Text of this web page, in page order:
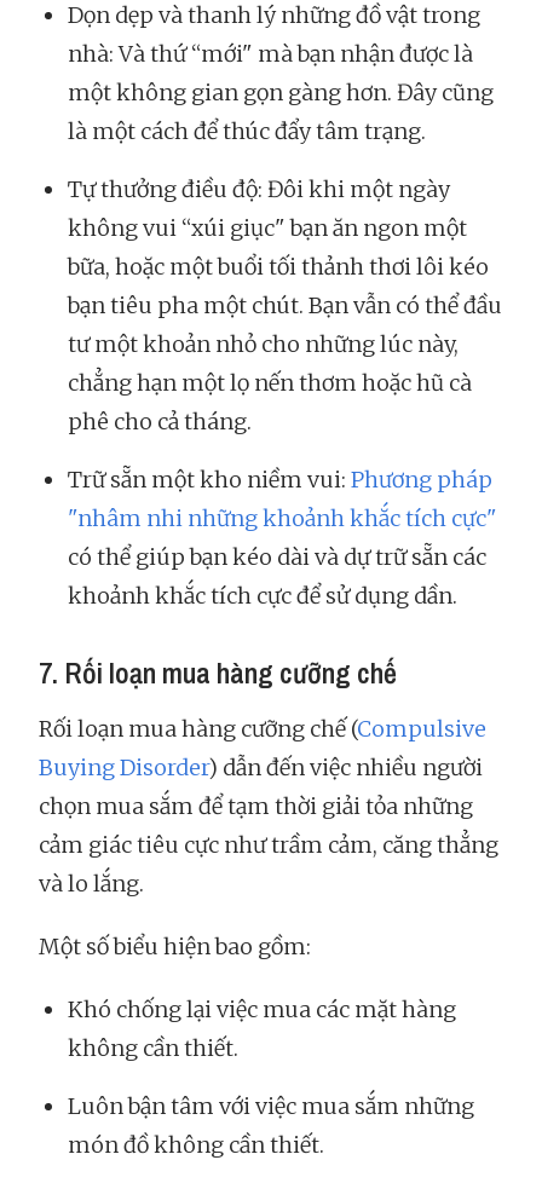
Dọn dẹp và thanh lý những đồ vật trong
nhà: Và thứ “mới" mà bạn nhận được là
một không gian gọn gàng hơn. Đây cũng
là một cách để thúc đẩy tâm trạng.
Tự thưởng điều độ: Đôi khi một ngày
không vui “xúi giục" bạn ăn ngon một
bữa, hoặc một buổi tối thảnh thơi lôi kéo
bạn tiêu pha một chút. Bạn vẫn có thể đầu
tư một khoản nhỏ cho những lúc này,
chẳng hạn một lọ nến thơm hoặc hũ cà
phê cho cả tháng.
Trữ sẵn một kho niềm vui: Phương pháp
"nhâm nhi những khoảnh khắc tích cực"
có thể giúp bạn kéo dài và dự trữ sẵn các
khoảnh khắc tích cực để sử dụng dần.
7. Rối loạn mua hàng cưỡng chế
Rối loạn mua hàng cưỡng chế (Compulsive
Buying Disorder) dẫn đến việc nhiều người
chọn mua sắm để tạm thời giải tỏa những
cảm giác tiêu cực như trầm cảm, căng thẳng
và lo lắng.
Một số biểu hiện bao gồm:
Khó chống lại việc mua các mặt hàng
không cần thiết.
Luôn bận tâm với việc mua sắm những
món đồ không cần thiết.